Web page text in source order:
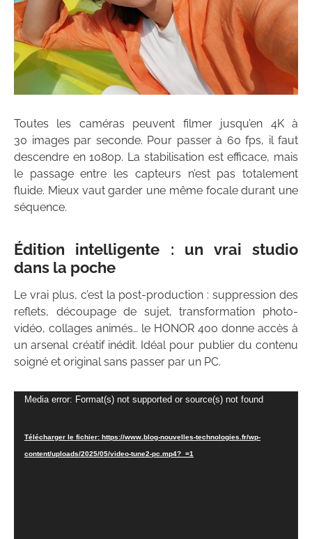
Toutes les caméras peuvent filmer jusqu’en 4K à
30 images par seconde. Pour passer à 60 fps, il faut
descendre en 1080p. La stabilisation est efficace, mais
le passage entre les capteurs n’est pas totalement
fluide. Mieux vaut garder une même focale durant une
séquence.
Édition intelligente : un vrai studio
dans la poche
Le vrai plus, c’est la post-production : suppression des
reflets, découpage de sujet, transformation photo-
vidéo, collages animés… le HONOR 400 donne accès à
un arsenal créatif inédit. Idéal pour publier du contenu
soigné et original sans passer par un PC.
Lecteur
Media error: Format(s) not supported or source(s) not found
Télécharger le fichier: https://www.blog-nouvelles-technologies.fr/wp-
content/uploads/2025/05/video-tune2-pc.mp4?_=1